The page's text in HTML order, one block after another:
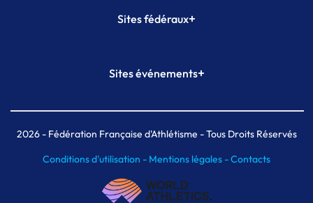
Sites fédéraux+
Plateforme Formation
Sites événements+
Meeting de Paris indoor
MAIF Ekiden de Paris
2026- Fédération Française d'Athlétisme - Tous Droits Réservés
Conditions d'utilisation - Mentions légales -Contacts